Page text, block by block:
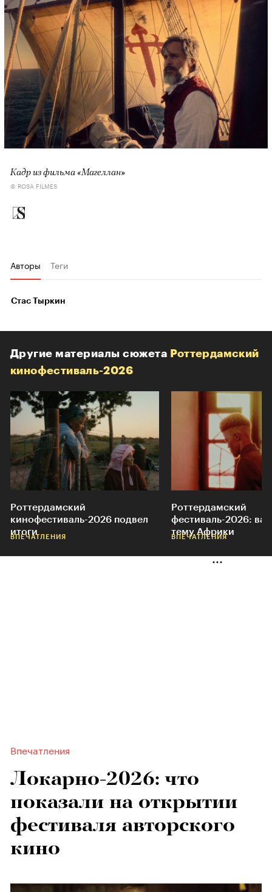
Кадр из фильма «Магеллан»
© ROSA FILMES
Авторы Теги
Стас Тыркин
Другие материалы сюжета Роттердамский
кинофестиваль-2026
Роттердамский
кинофестиваль-2026 подвел
итоги
ВПЕЧАТЛЕНИЯ
Роттердамский
фестиваль-2026:
тему Африки
ВПЕЧАТЛЕНИЯ
Впечатления
Локарно-2026: что
показали на открытии
фестиваля авторского
кино